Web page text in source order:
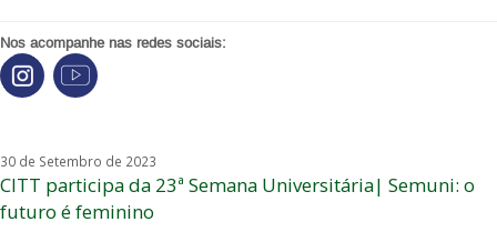
Nos acompanhe nas redes sociais:
30 de Setembro de 2023
CITT participa da 23ª Semana Universitária| Semuni: o
futuro é feminino